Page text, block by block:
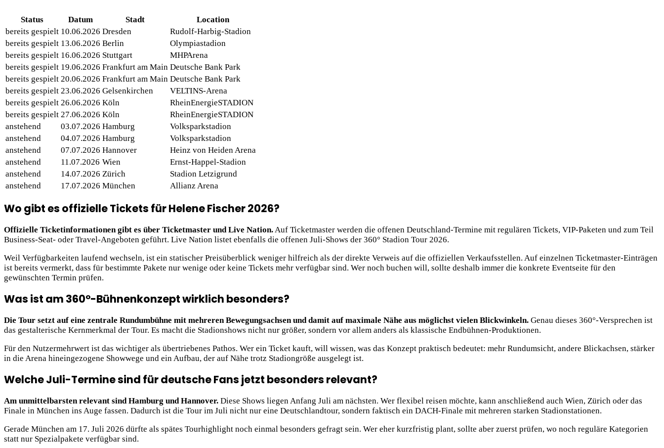
Status Datum Stadt
Location
bereits gespielt 10.06.2026 Dresden
Rudolf-Harbig-Stadion
bereits gespielt 13.06.2026 Berlin
Olympiastadion
bereits gespielt 16.06.2026 Stuttgart
MHPArena
bereits gespielt 19.06.2026 Frankfurt am Main Deutsche Bank Park
bereits gespielt 20.06.2026 Frankfurt am Main Deutsche Bank Park
bereits gespielt 23.06.2026 Gelsenkirchen
VELTINS-Arena
bereits gespielt 26.06.2026 Köln
RheinEnergieSTADION
bereits gespielt 27.06.2026 Köln
RheinEnergieSTADION
anstehend
03.07.2026 Hamburg
Volksparkstadion
anstehend
04.07.2026 Hamburg
Volksparkstadion
anstehend
07.07.2026 Hannover
Heinz von Heiden Arena
anstehend
11.07.2026 Wien
Ernst-Happel-Stadion
anstehend
14.07.2026 Zürich
Stadion Letzigrund
anstehend
17.07.2026 München Allianz Arena
Wo gibt es offizielle Tickets für Helene Fischer 2026?
Offizielle Ticketinformationen gibt es über Ticketmaster und Live Nation.Auf Ticketmaster werden die offenen Deutschland-Termine mit regulären Tickets, VIP-Paketen und zum Teil
Business-Seat- oder Travel-Angeboten geführt. Live Nation listet ebenfalls die offenen Juli-Shows der 360° Stadion Tour 2026.
Weil Verfügbarkeiten laufend wechseln, ist ein statischer Preisüberblick weniger hilfreich als der direkte Verweis auf die offiziellen Verkaufsstellen. Auf einzelnen Ticketmaster-Einträgen
ist bereits vermerkt, dass für bestimmte Pakete nur wenige oder keine Tickets mehr verfügbar sind. Wer noch buchen will, sollte deshalb immer die konkrete Eventseite für den
gewünschten Termin prüfen.
Was ist am 360°-Bühnenkonzept wirklich besonders?
Die Tour setzt auf eine zentrale Rundumbühne mit mehreren Bewegungsachsen und damit auf maximale Nähe aus möglichst vielen Blickwinkeln. Genau dieses 360°-Versprechen ist
das gestalterische Kernmerkmal der Tour. Es macht die Stadionshows nicht nur größer, sondern vor allem anders als klassische Endbühnen-Produktionen.
Für den Nutzermehrwert ist das wichtiger als übertriebenes Pathos. Wer ein Ticket kauft, will wissen, was das Konzept praktisch bedeutet: mehr Rundumsicht, andere Blickachsen, stärker
in die Arena hineingezogene Showwege und ein Aufbau, der auf Nähe trotz Stadiongröße ausgelegt ist.
Welche Juli-Termine sind für deutsche Fans jetzt besonders relevant?
Am unmittelbarsten relevant sind Hamburg und Hannover. Diese Shows liegen Anfang Juli am nächsten. Wer flexibel reisen möchte, kann anschließend auch Wien, Zürich oder das
Finale in München ins Auge fassen. Dadurch ist die Tour im Juli nicht nur eine Deutschlandtour, sondern faktisch ein DACH-Finale mit mehreren starken Stadionstationen.
Gerade München am 17. Juli 2026 dürfte als spätes Tourhighlight noch einmal besonders gefragt sein. Wer eher kurzfristig plant, sollte aber zuerst prüfen, wo noch reguläre Kategorien
statt nur Spezialpakete verfügbar sind.